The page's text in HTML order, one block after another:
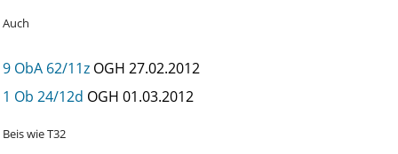
Auch
9 ObA 62/11z OGH 27.02.2012
1 Ob 24/12d OGH 01.03.2012
Beis wie T32